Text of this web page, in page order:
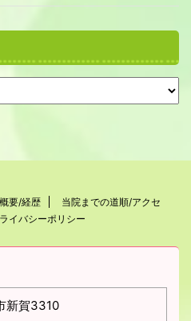
要/経歴
当院までの道順/アクセ
イバシーポリシー
新賀3310